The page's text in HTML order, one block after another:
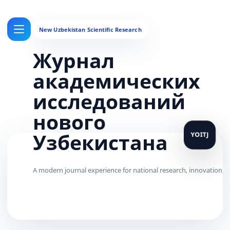
Журнал
академических
исследований
нового
Узбекистана